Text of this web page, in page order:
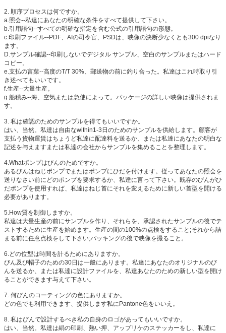
2. 順序プロセスは何ですか。
a.照会--私達にあなたの明確な条件をすべて提供して下さい。
b.引用語句--すべての明確な指定を含む公式の引用語句の形態。
c.印刷ファイル--PDF、AIの司令官、PSDは、映像の決断少なくとも300 dpiなり
ます。
D.サンプル確認--印刷しないでデジタル サンプル、空白のサンプルまたはハード
コピー。
e.支払の言葉--高度のT/T 30%、郵送物の前に釣り合った。私達はこれ時取り引
き述べてもいいです。
f.生産--大量生産。
g.船積み--海、空気または急使によって。パッケージの詳しい映像は提供されま
す。
3. 私は確認のためのサンプルを得てもいいですか。
はい、当然。私達は自由なwithin1-3日のためのサンプルを供給します。顧客が
支払う貨物運賃はちょうど私達に配達料を送るか、または私達にあなたの明白な
記述を与えますまたは私達の会社からサンプルを集めることを整理します。
4.Whatポンプはびんのためですか。
あるびんはねじポンプでまたはポンプにひだを付けます。従ってあなたの照会を
送りなさい前にどのポンプを要求するか、私達に言って下さい。既存のびんがひ
だポンプを使用すれば、私達はねじ首にそれを変えるために新しい首型を開ける
必要があります。
5.How質を制御しますか。
私達は大量生産の前にサンプルを作り、それらを、承認されたサンプルの後でテ
ストするために生産を始めます。生産の間の100%の点検をすること;それから詰
まる前に任意点検をして下さい;パッキングの後で映像を撮ること。
6.どの位型は時間を計るためにありますか。
びん及び帽子のための30日は一般にあります。私達にあなたのオリジナルのび
んを送るか、または私達に設計ファイルを、私達あなたのための新しい型を開け
ることができます与えて下さい。
7. 何びんのコーティングの色にありますか。
どの色でも利用できます、提供します私にPantone色をいいえ。
8. 私はびんで設計するべき私の自身のロゴがあってもいいですか。
はい、当然。私達は絹の印刷、熱い押、アップリケのステッカーをし、私達に